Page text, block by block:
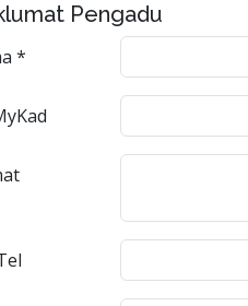
Pengadu
*